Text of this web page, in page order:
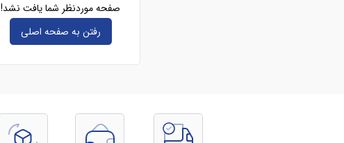
صفحه موردنظر شما یافت نشد!
رفتن به صفحه‌ اصلی